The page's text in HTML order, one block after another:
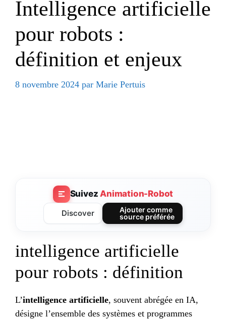
Intelligence artificielle
pour robots :
définition et enjeux
8 novembre 2024 par Marie Pertuis
SuivezAnimation-Robot
Discover
Ajouter comme
source préférée
intelligence artificielle
pour robots : définition
L’intelligence artificielle, souvent abrégée en IA,
désigne l’ensemble des systèmes et programmes